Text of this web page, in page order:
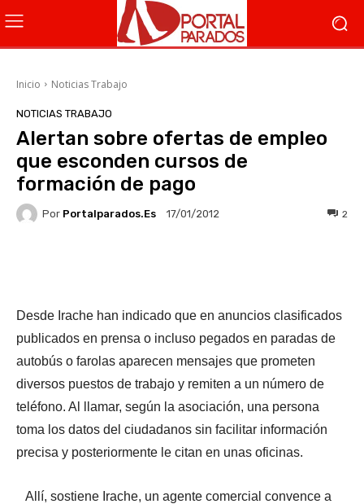
Inicio Noticias Trabajo
NOTICIAS TRABAJO
Alertan sobre ofertas de empleo
que esconden cursos de
formación de pago
Por Portalparados.es 17/01/2012 2
Desde Irache han indicado que en anuncios clasificados
publicados en prensa o incluso pegados en paradas de
autobús o farolas aparecen mensajes que prometen
diversos puestos de trabajo y remiten a un número de
teléfono. Al llamar, según la asociación, una persona
toma los datos del ciudadanos sin facilitar información
precisa y posteriormente le citan en unas oficinas.
Allí, sostiene Irache, un agente comercial convence a